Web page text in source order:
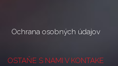
Ochrana osobných údajov
OSTAŇE S NAMI V KONTAKE